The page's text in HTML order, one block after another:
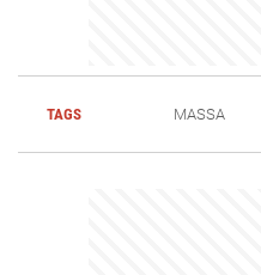
TAGS MASSA